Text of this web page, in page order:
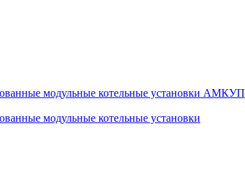
модульные котельные установки АМКУП
модульные котельные установки